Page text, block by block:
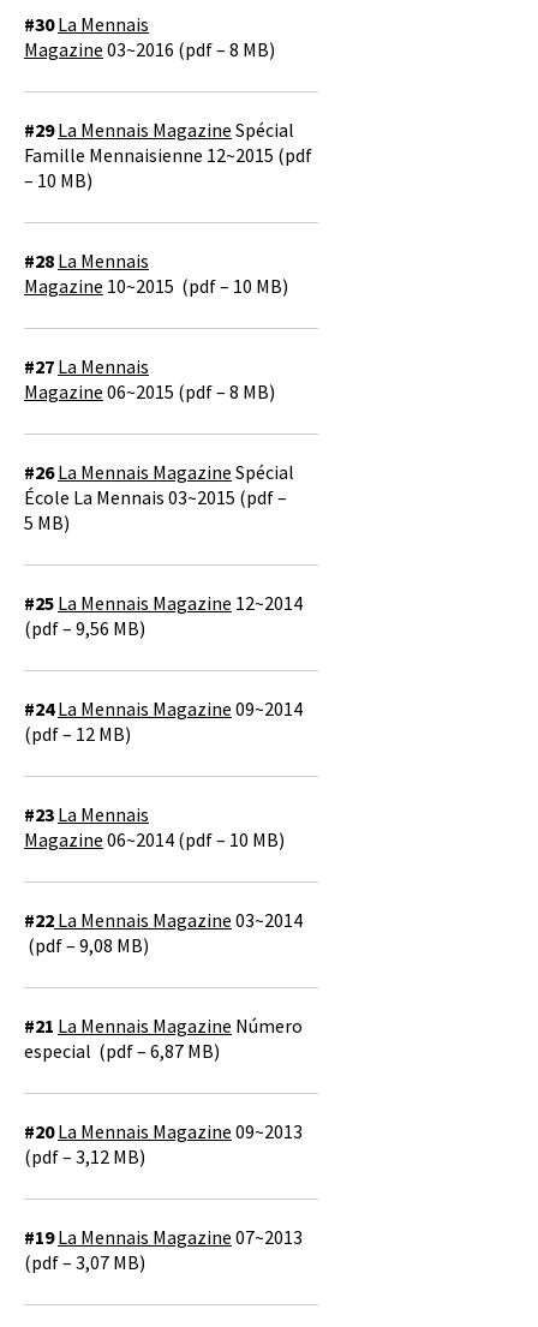
#30 La Mennais
Magazine 03~2016 (pdf – 8 MB)
#29 La Mennais Magazine Spécial
Famille Mennaisienne 12~2015 (pdf
– 10 MB)
#28 La Mennais
Magazine 10~2015 (pdf – 10 MB)
#27 La Mennais
Magazine 06~2015 (pdf – 8 MB)
#26 La Mennais Magazine Spécial
École La Mennais 03~2015 (pdf –
5 MB)
#25 La Mennais Magazine 12~2014
(pdf – 9,56 MB)
#24La Mennais Magazine 09~2014
(pdf – 12 MB)
#23 La Mennais
Magazine 06~2014 (pdf – 10 MB)
#22 La Mennais Magazine 03~2014
(pdf – 9,08 MB)
#21 La Mennais Magazine Número
especial (pdf – 6,87 MB)
#20 La Mennais Magazine 09~2013
(pdf – 3,12 MB)
#19 La Mennais Magazine 07~2013
(pdf – 3,07 MB)